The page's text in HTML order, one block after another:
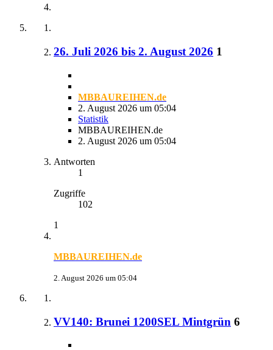
26. Juli 2026 bis 2. August 2026 1
MBBAUREIHEN.de
2. August 2026 um 05:04
Statistik
MBBAUREIHEN.de
2. August 2026 um 05:04
Antworten
1
Zugriffe
102
1
MBBAUREIHEN.de
2. August 2026 um 05:04
VV140: Brunei 1200SEL Mintgrün 6